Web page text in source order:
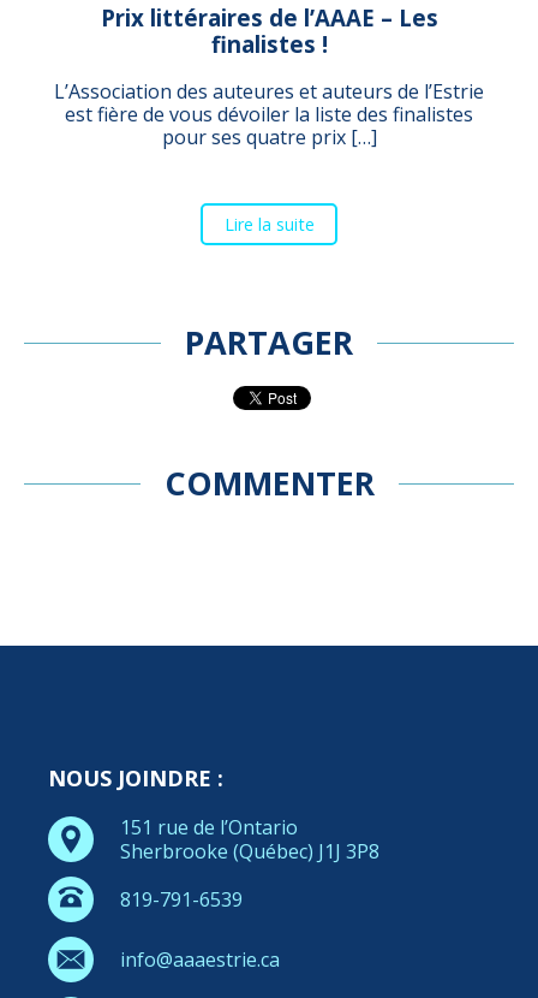
Prix littéraires de l’AAAE – Les
finalistes !
L’Association des auteures et auteurs de l’Estrie
est fière de vous dévoiler la liste des finalistes
pour ses quatre prix […]
Lire la suite
PARTAGER
COMMENTER
NOUS JOINDRE :
151 rue de l’Ontario
Sherbrooke (Québec) J1J 3P8
819-791-6539
info@aaaestrie.ca